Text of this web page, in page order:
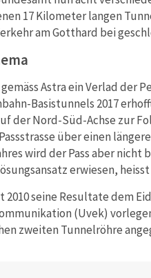
17 Kilometer langen
am Gotthard bei
Astra ein Verlad der
Basistunnels 2017
der Nord-Süd-Achse zur
über einen
wird der Pass aber nicht
erwiesen, heisst
2010 seine Resultate dem
(Uvek)
zweiten Tunnelröhre